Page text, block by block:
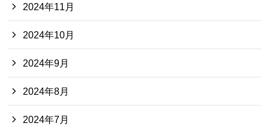
2024年11月
2024年10月
2024年9月
2024年8月
2024年7月